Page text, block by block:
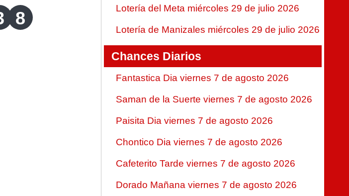
8 Lotería del Meta miércoles 29 de julio 2026
Lotería de Manizales miércoles 29 de julio 2026
Chances Diarios
Fantastica Dia viernes 7 de agosto 2026
Saman de la Suerte viernes 7 de agosto 2026
Paisita Dia viernes 7 de agosto 2026
Chontico Dia viernes 7 de agosto 2026
Cafeterito Tarde viernes 7 de agosto 2026
Dorado Mañana viernes 7 de agosto 2026